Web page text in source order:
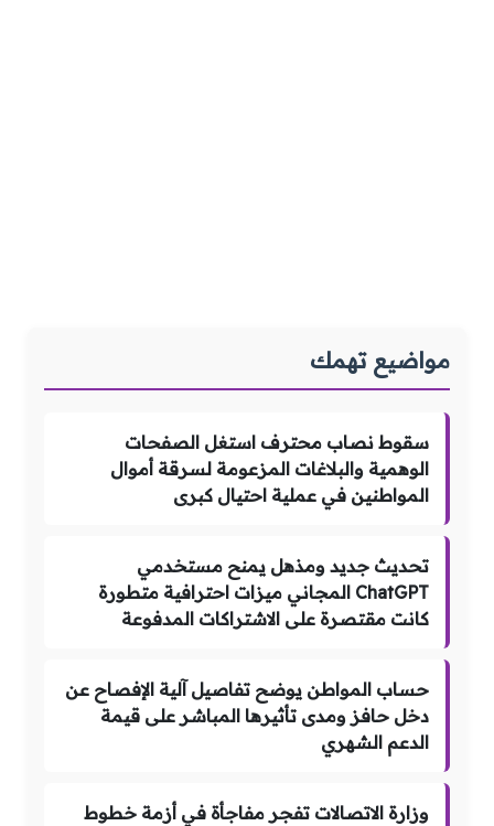
مواضيع تهمك
سقوط نصاب محترف استغل الصفحات
الوهمية والبلاغات المزعومة لسرقة أموال
المواطنين في عملية احتيال كبرى
تحديث جديد ومذهل يمنح مستخدمي
ChatGPT المجاني ميزات احترافية متطورة
كانت مقتصرة على الاشتراكات المدفوعة
حساب المواطن يوضح تفاصيل آلية الإفصاح عن
دخل حافز ومدى تأثيرها المباشر على قيمة
الدعم الشهري
وزارة الاتصالات تفجر مفاجأة في أزمة خطوط